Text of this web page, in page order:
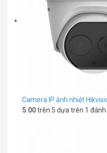
Camera IP ảnh nhiệt
5.00trên 5 dựa trên 1